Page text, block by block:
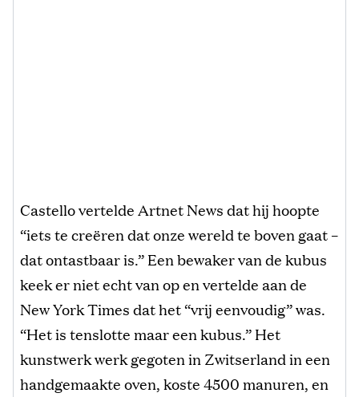
Castello vertelde Artnet News dat hij hoopte
“iets te creëren dat onze wereld te boven gaat –
dat ontastbaar is.” Een bewaker van de kubus
keek er niet echt van op en vertelde aan de
New York Times dat het “vrij eenvoudig” was.
“Het is tenslotte maar een kubus.” Het
kunstwerk werk gegoten in Zwitserland in een
handgemaakte oven, koste 4500 manuren, en